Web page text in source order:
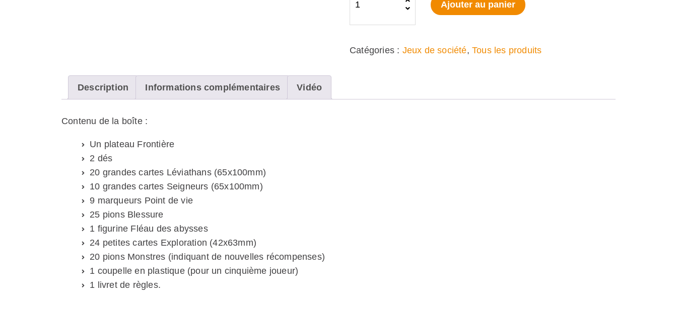
Ajouter au panier
Catégories : Jeux de société,Tous les produits
Description Informations complémentaires Vidéo
Contenu de la boîte :
Un plateau Frontière
2 dés
20 grandes cartes Léviathans (65x100mm)
10 grandes cartes Seigneurs (65x100mm)
9 marqueurs Point de vie
25 pions Blessure
1 figurine Fléau des abysses
24 petites cartes Exploration (42x63mm)
20 pions Monstres (indiquant de nouvelles récompenses)
1 coupelle en plastique (pour un cinquième joueur)
1 livret de règles.